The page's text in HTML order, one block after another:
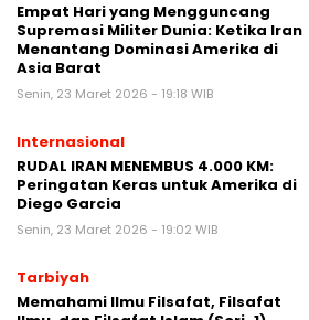
Empat Hari yang Mengguncang
Supremasi Militer Dunia: Ketika Iran
Menantang Dominasi Amerika di
Asia Barat
Senin, 23 Maret 2026 - 19:18 WIB
Internasional
RUDAL IRAN MENEMBUS 4.000 KM:
Peringatan Keras untuk Amerika di
Diego Garcia
Senin, 23 Maret 2026 - 19:02 WIB
Tarbiyah
Memahami Ilmu Filsafat, Filsafat